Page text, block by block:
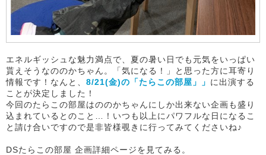
エネルギッシュな魅力満点で、夏の暑い日でも元気をいっぱい
貰えそうなののかちゃん。「気になる！」と思った方に耳寄り
情報です！なんと、 8/21(金)の「たらこの部屋」」 に出演する
ことが決定しました！
今回のたらこの部屋はののかちゃんにしか出来ない企画も盛り
込まれているとのこと…！いつも以上にパワフルな日になるこ
と請け合いですので是非皆様覗きに行ってみてくださいね♪
DSたらこの部屋 企画詳細ページを見てみる。